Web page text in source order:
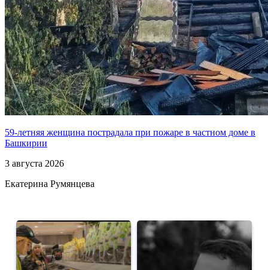
59-летняя женщина пострадала при пожаре в частном доме в
Башкирии
3 августа 2026
Екатерина Румянцева